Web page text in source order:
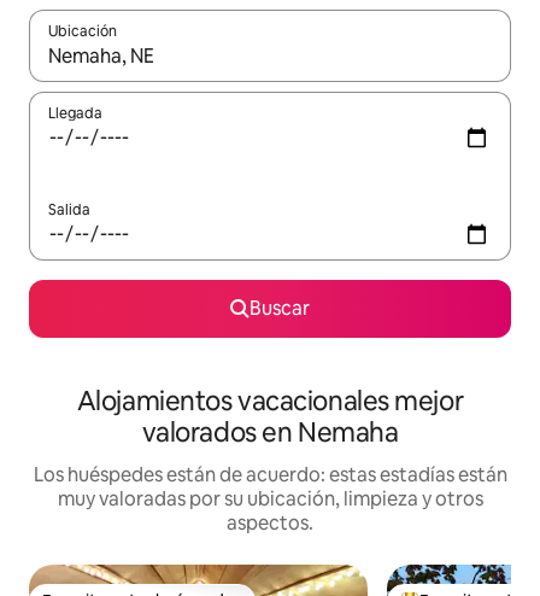
Ubicación
Cuando los resultados estén disponibles, navega con las
Llegada
Salida
Buscar
Alojamientos vacacionales mejor
valorados en Nemaha
Los huéspedes están de acuerdo: estas estadías están
muy valoradas por su ubicación, limpieza y otros
aspectos.